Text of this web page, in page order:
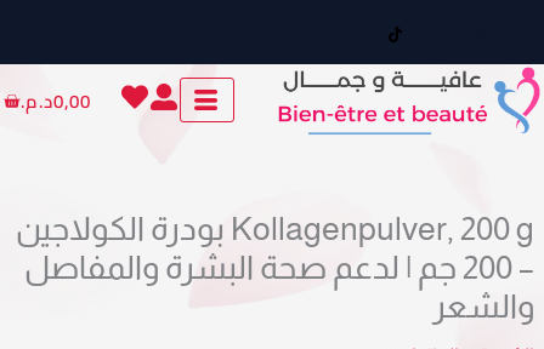
0,00د.م.Cart
Kollagenpulver, 200 g بودرة الكولاجين
– 200 جم | لدعم صحة البشرة والمفاصل